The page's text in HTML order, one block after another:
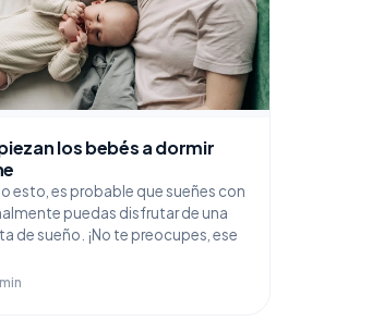
los bebés a dormir
esto, es probable que sueñes con
puedas disfrutar de una
de sueño. ¡No te preocupes, ese